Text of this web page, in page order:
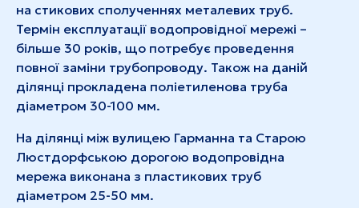
на стикових сполученнях металевих труб.
Термін експлуатації водопровідної мережі –
більше 30 років, що потребує проведення
повної заміни трубопроводу. Також на даній
ділянці прокладена поліетиленова труба
діаметром 30-100 мм.
На ділянці між вулицею Гарманна та Старою
Люстдорфською дорогою водопровідна
мережа виконана з пластикових труб
діаметром 25-50 мм.